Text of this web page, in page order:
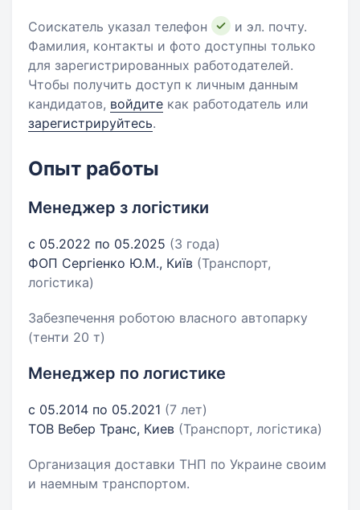
Соискатель указал телефон
и эл. почту.
Фамилия, контакты и фото доступны только
для зарегистрированных работодателей.
Чтобы получить доступ к личным данным
кандидатов, войдите как работодатель или
зарегистрируйтесь.
Опыт работы
Менеджер з логістики
с 05.2022 по 05.2025 (3 года)
ФОП Сергіенко Ю.М., Київ (Транспорт,
логістика)
Забезпечення роботою власного автопарку
(тенти 20 т)
Менеджер по логистике
с 05.2014 по 05.2021 (7 лет)
ТОВ Вебер Транс, Киев (Транспорт, логістика)
Организация доставки ТНП по Украине своим
и наемным транспортом.